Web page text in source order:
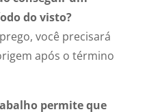
do visto?
você precisará
após o término
permite que